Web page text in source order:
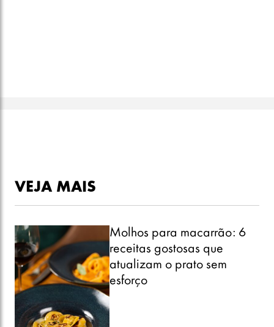
VEJA MAIS
Molhos para macarrão: 6
receitas gostosas que
atualizam o prato sem
esforço